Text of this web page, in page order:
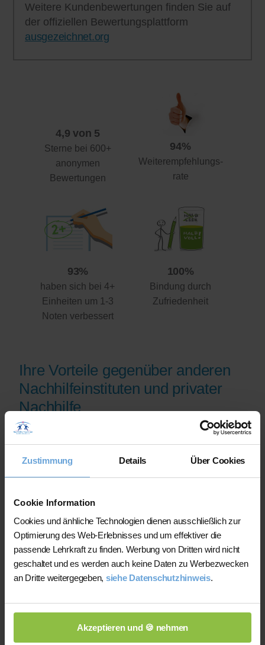
Zustimmung Details Über Cookies
Cookie Information
Cookies und änhliche Technologien dienen ausschließlich zur
Optimierung des Web-Erlebnisses und um effektiver die
passende Lehrkraft zu finden. Werbung von Dritten wird nicht
geschaltet und es werden auch keine Daten zu Werbezwecken
an Dritte weitergegeben, siehe Datenschutzhinweis.
Akzeptieren und 🍪 nehmen
Weitere Kundenbewertungen finden Sie auf
der offiziellen Bewertungsplattform
ausgezeichnet.org
4,9 von 5
Sterne bei 600+
anonymen
Bewertungen
94%
Weiterempfehlungs-
rate
93%
haben sich bei 4+
Einheiten um 1-3
Noten verbessert
100%
Bindung durch
Zufriedenheit
Ihre Vorteile gegenüber anderen
Nachhilfeinstituten und privater
Nachhilfe
Qualifikationsnachweise vor der
Freischaltung geprüft werden.
Nachhilfe-Team.net unterstützt Sie dabei,
möglichst schnell eine zu Ihrem Bedarf
passende Lehrkraft zu finden. Bei einem
Ausfall können Sie auf Wunsch bei der
Vermittlung einer anderen Lehrkraft
unterstützt werden.
ihren Unterricht eigenständig.
Die jeweilige Lehrkraft stimmt Lernziele,